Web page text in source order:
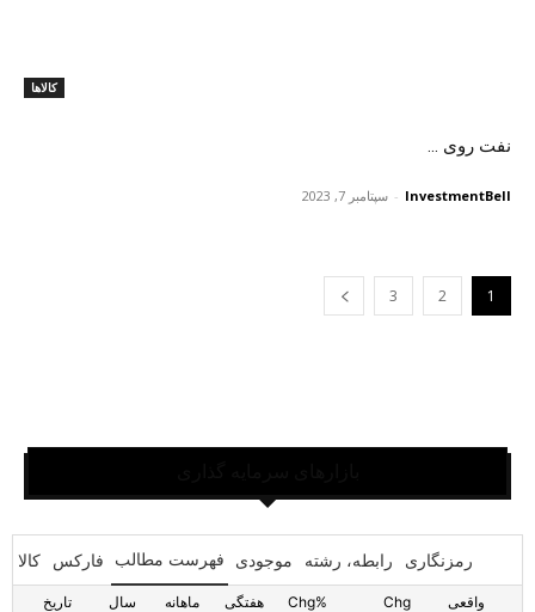
کالاها
نفت روی ...
InvestmentBell
- سپتامبر 7, 2023
1
2
3
کالا فارکس فهرست مطالب موجودی رابطه، رشته رمزنگاری
واقعی Chg
%Chg هفتگی ماهانه سال
تاریخ